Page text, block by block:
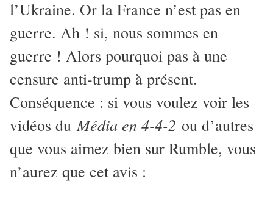
l’Ukraine. Or la France n’est pas en
guerre. Ah ! si, nous sommes en
guerre ! Alors pourquoi pas à une
censure anti-trump à présent.
Conséquence : si vous voulez voir les
vidéos du Média en 4-4-2 ou d’autres
que vous aimez bien sur Rumble, vous
n’aurez que cet avis :